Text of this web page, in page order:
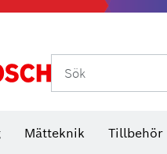
Sök
Mätteknik Tillbehör